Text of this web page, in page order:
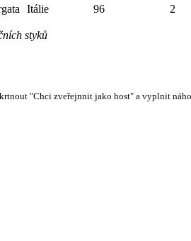
Itálie 96 2
styků
"Chci zveřejnnit jako host" a vyplnit